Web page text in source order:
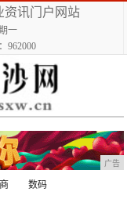
资讯门户网站
一
962000
广告
数码